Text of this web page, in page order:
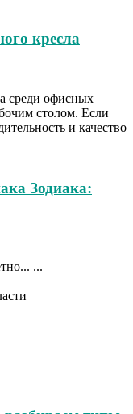
кресла
среди офисных
столом. Если
и качество
Зодиака:
...